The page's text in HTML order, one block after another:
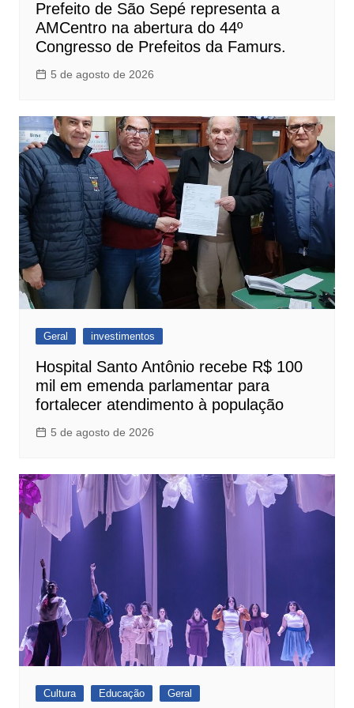
Prefeito de São Sepé representa a
AMCentro na abertura do 44º
Congresso de Prefeitos da Famurs.
5 de agosto de 2026
Geral investimentos
Hospital Santo Antônio recebe R$ 100
mil em emenda parlamentar para
fortalecer atendimento à população
5 de agosto de 2026
Cultura Educação Geral